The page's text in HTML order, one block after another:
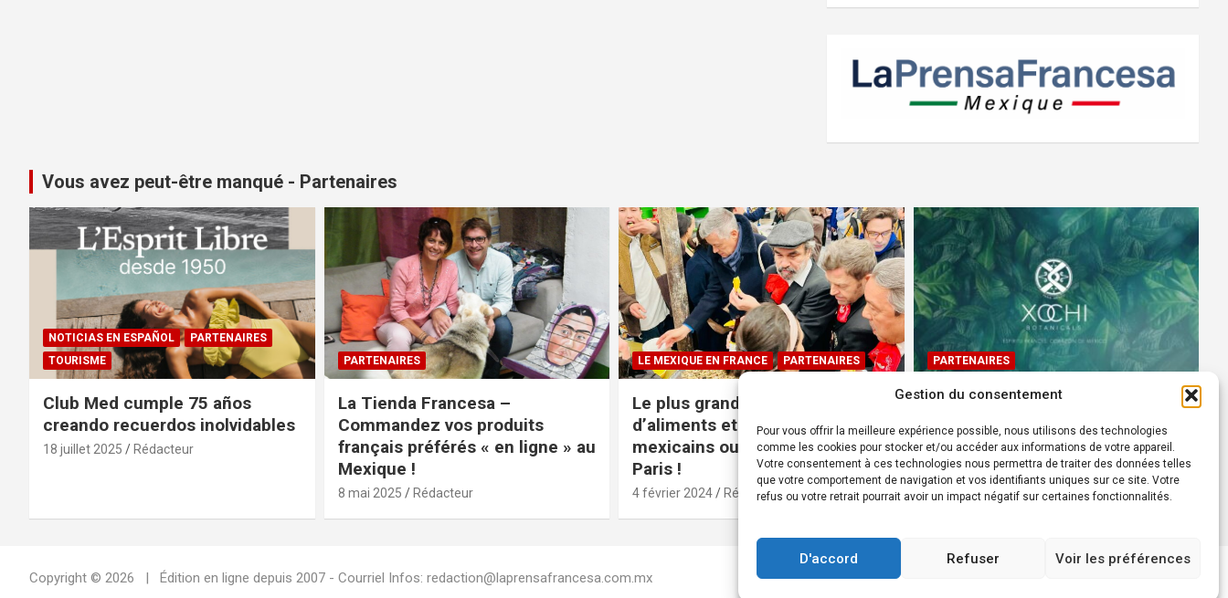
Gestion du consentement
Pour vous offrir la meilleure expérience possible, nous utilisons des technologies
comme les cookies pour stocker et/ou accéder aux informations de votre appareil.
Votre consentement à ces technologies nous permettra de traiter des données telles
que votre comportement de navigation et vos identifiants uniques sur ce site. Votre
refus ou votre retrait pourrait avoir un impact négatif sur certaines fonctionnalités.
D'accord Refuser Voir les préférences
Vous avez peut-être manqué - Partenaires
NOTICIAS EN ESPAÑOL
PARTENAIRES
TOURISME
Club Med cumple 75 años
creando recuerdos inolvidables
18 juillet 2025 Rédacteur
PARTENAIRES
La Tienda Francesa –
Commandez vos produits
français préférés « en ligne » au
Mexique !
8 mai 2025 Rédacteur
LE MEXIQUE EN FRANCE PARTENAIRES
Le plus grand magasin
d’aliments et produits
mexicains ouvre ses portes à
Paris !
4 février 2024 Rédacteur
PARTENAIRES
Devenez Ambassadeur XOCHI
BOTANICALS – « El espíritu
francés con corazón de
México! »
24 août 2022 Rédacteur
Copyright © 2026 Édition en ligne depuis 2007 - Courriel Infos: redaction@laprensafrancesa.com.mx